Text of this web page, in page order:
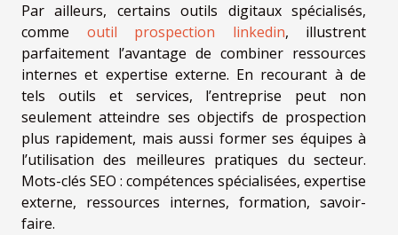
Par ailleurs, certains outils digitaux spécialisés,
comme outil prospection linkedin, illustrent
parfaitement l’avantage de combiner ressources
internes et expertise externe. En recourant à de
tels outils et services, l’entreprise peut non
seulement atteindre ses objectifs de prospection
plus rapidement, mais aussi former ses équipes à
l’utilisation des meilleures pratiques du secteur.
Mots-clés SEO : compétences spécialisées, expertise
externe, ressources internes, formation, savoir-
faire.